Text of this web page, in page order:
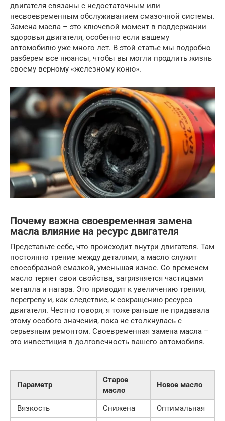
двигателя связаны с недостаточным или
несвоевременным обслуживанием смазочной системы.
Замена масла – это ключевой момент в поддержании
здоровья двигателя, особенно если вашему
автомобилю уже много лет. В этой статье мы подробно
разберем все нюансы, чтобы вы могли продлить жизнь
своему верному «железному коню».
Почему важна своевременная замена
масла влияние на ресурс двигателя
Представьте себе, что происходит внутри двигателя. Там
постоянно трение между деталями, а масло служит
своеобразной смазкой, уменьшая износ. Со временем
масло теряет свои свойства, загрязняется частицами
металла и нагара. Это приводит к увеличению трения,
перегреву и, как следствие, к сокращению ресурса
двигателя. Честно говоря, я тоже раньше не придавала
этому особого значения, пока не столкнулась с
серьезным ремонтом. Своевременная замена масла –
это инвестиция в долговечность вашего автомобиля.
Параметр
Старое
масло
Новое масло
Вязкость Снижена
Оптимальная